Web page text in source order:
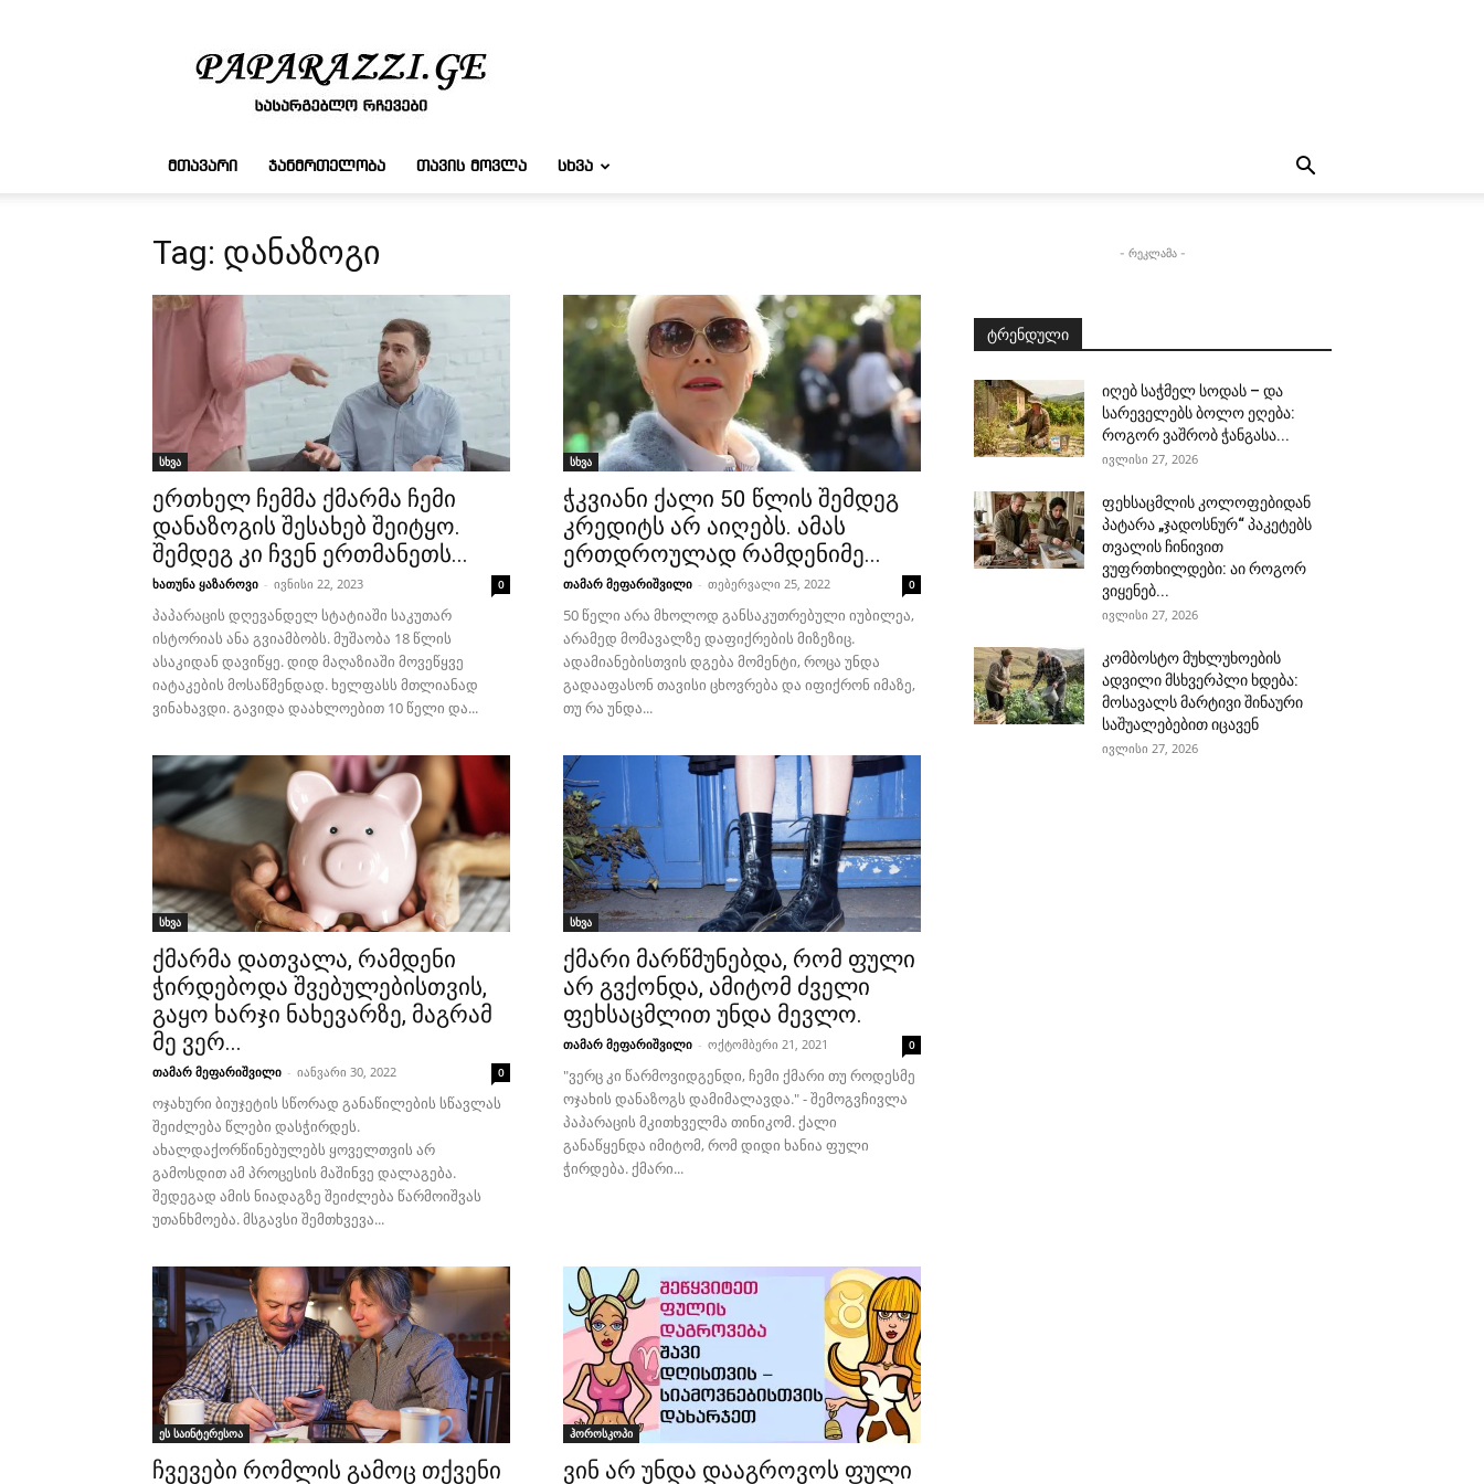
რჩევები
ᲛᲗᲐᲕᲐᲠᲘ ᲯᲐᲜᲛᲠᲗᲔᲚᲝᲑᲐ ᲗᲐᲕᲘᲡ ᲛᲝᲕᲚᲐ ᲡᲮᲕᲐ
Tag: დანაზოგი
სხვა
ერთხელ ჩემმა ქმარმა ჩემი
დანაზოგის შესახებ შეიტყო.
შემდეგ კი ჩვენ ერთმანეთს...
ხათუნა ყაზაროვი - ივნისი 22, 2023 0
პაპარაცის დღევანდელ სტატიაში საკუთარ
ისტორიას ანა გვიამბობს. მუშაობა 18 წლის
ასაკიდან დავიწყე. დიდ მაღაზიაში მოვეწყვე
იატაკების მოსაწმენდად. ხელფასს მთლიანად
ვინახავდი. გავიდა დაახლოებით 10 წელი და...
სხვა
ჭკვიანი ქალი 50 წლის შემდეგ
კრედიტს არ აიღებს. ამას
ერთდროულად რამდენიმე...
თამარ მეფარიშვილი - თებერვალი 25, 2022 0
50 წელი არა მხოლოდ განსაკუთრებული იუბილეა,
არამედ მომავალზე დაფიქრების მიზეზიც.
ადამიანებისთვის დგება მომენტი, როცა უნდა
გადააფასონ თავისი ცხოვრება და იფიქრონ იმაზე,
თუ რა უნდა...
სხვა
ქმარმა დათვალა, რამდენი
ჭირდებოდა შვებულებისთვის,
გაყო ხარჯი ნახევარზე, მაგრამ
მე ვერ...
თამარ მეფარიშვილი - იანვარი 30, 2022 0
ოჯახური ბიუჯეტის სწორად განაწილების სწავლას
შეიძლება წლები დასჭირდეს.
ახალდაქორწინებულებს ყოველთვის არ
გამოსდით ამ პროცესის მაშინვე დალაგება.
შედეგად ამის ნიადაგზე შეიძლება წარმოიშვას
უთანხმოება. მსგავსი შემთხვევა...
სხვა
ქმარი მარწმუნებდა, რომ ფული
არ გვქონდა, ამიტომ ძველი
ფეხსაცმლით უნდა მევლო.
თამარ მეფარიშვილი - ოქტომბერი 21, 2021 0
"ვერც კი წარმოვიდგენდი, ჩემი ქმარი თუ როდესმე
ოჯახის დანაზოგს დამიმალავდა." - შემოგვჩივლა
პაპარაცის მკითხველმა თინიკომ. ქალი
განაწყენდა იმიტომ, რომ დიდი ხანია ფული
ჭირდება. ქმარი...
ეს საინტერესოა
ჩვევები რომლის გამოც თქვენი
ჰოროსკოპი
ვინ არ უნდა დააგროვოს ფული
- რეკლამა -
ტრენდული
იღებ საჭმელ სოდას – და
სარეველებს ბოლო ეღება:
როგორ ვაშრობ ჭანგასა...
ივლისი 27, 2026
ფეხსაცმლის კოლოფებიდან
პატარა „ჯადოსნურ“ პაკეტებს
თვალის ჩინივით
ვუფრთხილდები: აი როგორ
ვიყენებ...
ივლისი 27, 2026
კომბოსტო მუხლუხოების
ადვილი მსხვერპლი ხდება:
მოსავალს მარტივი შინაური
საშუალებებით იცავენ
ივლისი 27, 2026